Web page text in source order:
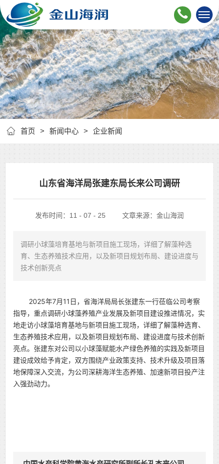
首页 新闻中心 企业新闻
山东省海洋局张建东局长来公司调研
发布时间：11 - 07 - 25 文章来源：金山海润
调研小球藻培育基地与新项目施工现场，详细了解藻种选
育、生态养殖技术应用，以及新项目规划布局、建设进度与
技术创新亮点
2025年7月11日，省海洋局局长张建东一行莅临公司考察
指导，重点调研小球藻养殖产业发展及新项目建设推进情况，实
地走访小球藻培育基地与新项目施工现场，详细了解藻种选育、
生态养殖技术应用，以及新项目规划布局、建设进度与技术创新
亮点。张建东对公司以小球藻赋能水产绿色养殖的实践及新项目
建设成效给予肯定，双方围绕产业政策支持、技术升级及项目落
地保障深入交流，为公司深耕海洋生态养殖、加速新项目投产注
入强劲动力。